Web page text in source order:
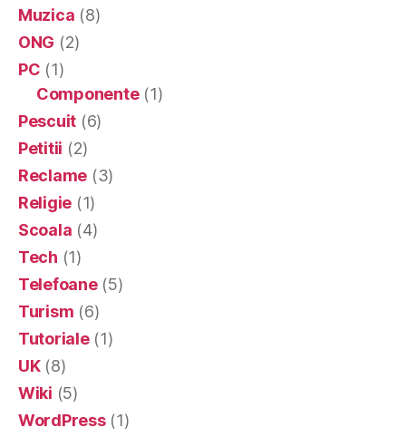
Muzica (8)
ONG (2)
PC (1)
Componente(1)
Pescuit (6)
Petitii (2)
Reclame (3)
Religie (1)
Scoala (4)
Tech (1)
Telefoane(5)
Turism (6)
Tutoriale(1)
UK(8)
Wiki (5)
WordPress(1)